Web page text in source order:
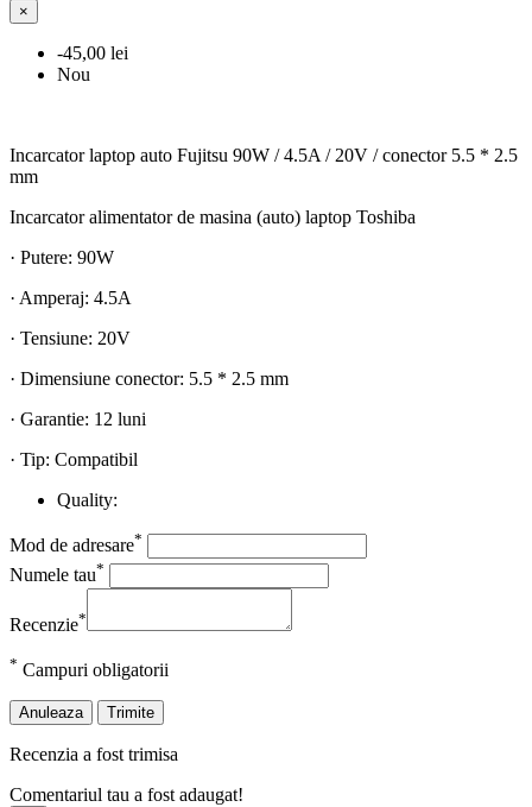
×
-45,00 lei
Nou
Incarcator laptop auto Fujitsu 90W / 4.5A / 20V / conector 5.5 * 2.5
mm
Incarcator alimentator de masina (auto) laptop Toshiba
· Putere: 90W
· Amperaj: 4.5A
· Tensiune: 20V
· Dimensiune conector: 5.5 * 2.5 mm
· Garantie: 12 luni
· Tip: Compatibil
Quality:
Mod de adresare*
Numele tau*
Recenzie*
* Campuri obligatorii
Anuleaza Trimite
Recenzia a fost trimisa
Comentariul tau a fost adaugat!